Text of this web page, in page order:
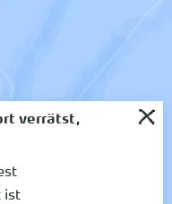
verrätst,
ist